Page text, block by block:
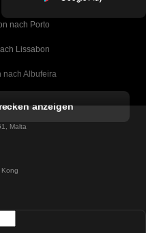
nach Porto
Lissabon
nach Albufeira
nach Lagos
nach Madrid
anzeigen
Malta